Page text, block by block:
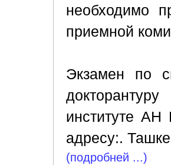
необходимо
приемной
Экзамен по
институте АН
адресу:.
(подробней ...)